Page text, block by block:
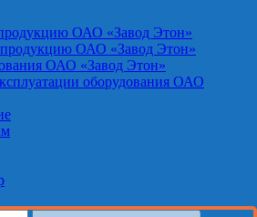
ОАО «Завод Этон»
ОАО «Завод Этон»
ОАО «Завод Этон»
оборудования ОАО